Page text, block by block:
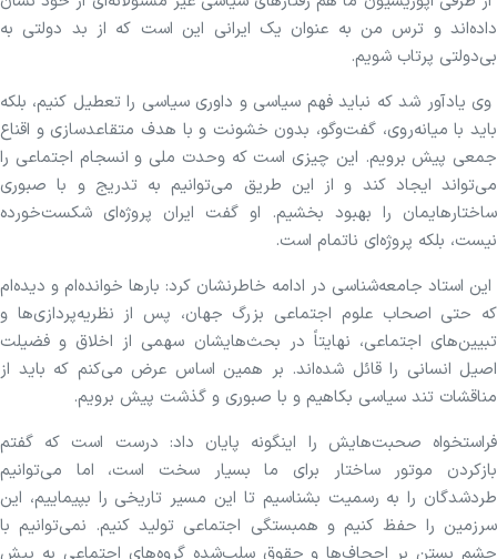
داده‌اند و ترس من به عنوان یک ایرانی این است که از بد دولتی به
بی‌دولتی پرتاب شویم.
وی یادآور شد که نباید فهم سیاسی و داوری سیاسی را تعطیل کنیم، بلکه
باید با میانه‌روی، گفت‌و‌گو، بدون خشونت و با هدف متقاعدسازی و اقناع
جمعی پیش برویم. این چیزی است که وحدت ملی و انسجام اجتماعی را
می‌تواند ایجاد کند و از این طریق می‌توانیم به تدریج و با صبوری
ساختارهایمان را بهبود بخشیم. او گفت ایران پروژه‌ای شکست‌خورده
نیست، بلکه پروژه‌ای ناتمام است.
این استاد جامعه‌شناسی در ادامه خاطرنشان کرد: بار‌ها خوانده‌ام و دیده‌ام
که حتی اصحاب علوم اجتماعی بزرگ جهان، پس از نظریه‌پردازی‌ها و
تبیین‌های اجتماعی، نهایتاً در بحث‌هایشان سهمی از اخلاق و فضیلت
اصیل انسانی را قائل شده‌اند. بر همین اساس عرض می‌کنم که باید از
مناقشات تند سیاسی بکاهیم و با صبوری و گذشت پیش برویم.
فراستخواه صحبت‌هایش را اینگونه پایان داد: درست است که گفتم
بازکردن موتور ساختار برای ما بسیار سخت است، اما می‌توانیم
طردشدگان را به رسمیت بشناسیم تا این مسیر تاریخی را بپیماییم، این
سرزمین را حفظ کنیم و همبستگی اجتماعی تولید کنیم. نمی‌توانیم با